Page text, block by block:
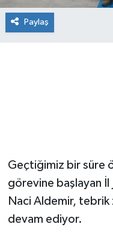
Paylaş
Geçtiğimiz bir süre
görevine başlayan İl
Naci Aldemir,
devam ediyor.